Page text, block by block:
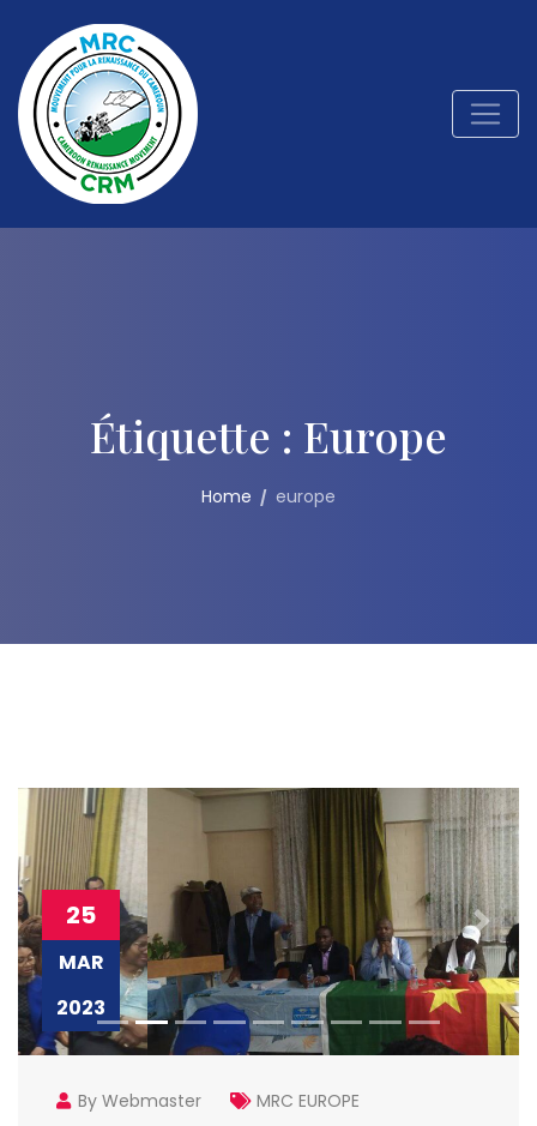
Étiquette : Europe
Home europe
25
MAR
2023
By Webmaster MRC EUROPE